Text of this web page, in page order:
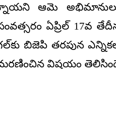
ఆమె
సంవత్సరం ఏప్రిల్ 17వ
బిజెపి తరపున
మరణించిన విషయం